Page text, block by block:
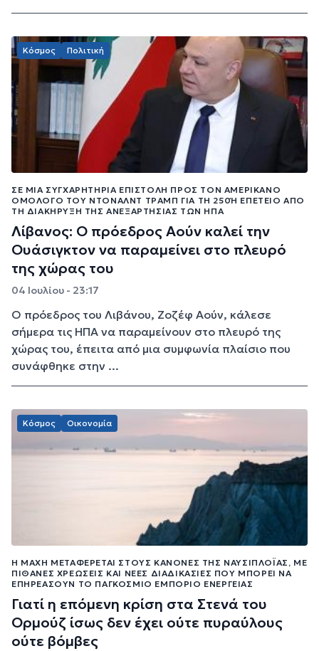
Κόσμος Πολιτική
ΣΕ ΜΙΑ ΣΥΓΧΑΡΗΤΉΡΙΑ ΕΠΙΣΤΟΛΉ ΠΡΟΣ ΤΟΝ ΑΜΕΡΙΚΑΝΌ
ΟΜΌΛΟΓΌ ΤΟΥ ΝΤΌΝΑΛΝΤ ΤΡΑΜΠ ΓΙΑ ΤΗ 250Ή ΕΠΈΤΕΙΟ ΑΠΌ Τ
Η ΔΙΑΚΉΡΥΞΗ ΤΗΣ ΑΝΕΞΑΡΤΗΣΊΑΣ ΤΩΝ ΗΠΑ
Λίβανος: Ο πρόεδρος Αούν καλεί την
Ουάσιγκτον να παραμείνει στο πλευρό
της χώρας του
04 Ιουλίου - 23:17
Ο πρόεδρος του Λιβάνου, Ζοζέφ Αούν, κάλεσε
σήμερα τις ΗΠΑ να παραμείνουν στο πλευρό της
χώρας του, έπειτα από μια συμφωνία πλαίσιο που
συνάφθηκε στην ...
Κόσμος Οικονομία
Η ΜΆΧΗ ΜΕΤΑΦΈΡΕΤΑΙ ΣΤΟΥΣ ΚΑΝΌΝΕΣ ΤΗΣ ΝΑΥΣΙΠΛΟΪ́ΑΣ, ΜΕ
ΠΙΘΑΝΈΣ ΧΡΕΏΣΕΙΣ ΚΑΙ ΝΈΕΣ ΔΙΑΔΙΚΑΣΊΕΣ ΠΟΥ ΜΠΟΡΕΊ ΝΑ
ΕΠΗΡΕΆΣΟΥΝ ΤΟ ΠΑΓΚΌΣΜΙΟ ΕΜΠΌΡΙΟ ΕΝΈΡΓΕΙΑΣ
Γιατί η επόμενη κρίση στα Στενά του
Ορμούζ ίσως δεν έχει ούτε πυραύλους
ούτε βόμβες